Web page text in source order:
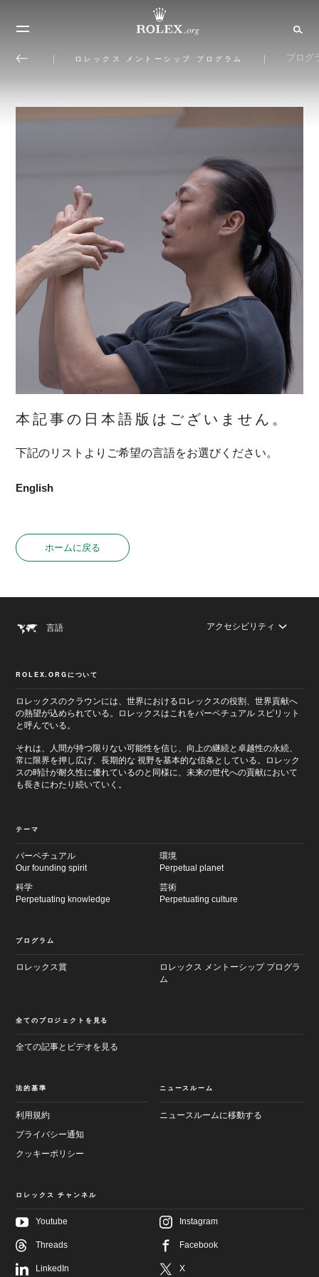
イ
フ
ロレックス メントーシップ プログラム プログ
本記事の日本語版はございません。
下記のリストよりご希望の言語をお選びください。
English
ホームに戻る
言語 アクセシビリティ
ROLEX.ORGについて
ロレックスのクラウンには、世界におけるロレックスの役割、世界貢献へ
の熱望が込められている。ロレックスはこれをパーペチュアル スピリット
と呼んでいる。
それは、人間が持つ限りない可能性を信じ、向上の継続と卓越性の永続、
常に限界を押し広げ、長期的な 視野を基本的な信条としている。ロレック
スの時計が耐久性に優れているのと同様に、未来の世代への貢献において
も長きにわたり続いていく。
テーマ
パーペチュアル
Our founding spirit
環境
Perpetual planet
科学
Perpetuating knowledge
芸術
Perpetuating culture
プログラム
ロレックス賞
ロレックス メントーシップ プログラ
ム
全てのプロジェクトを見る
全ての記事とビデオを見る
法的基準
利用規約
プライバシー通知
クッキーポリシー
ニュースルーム
ニュースルームに移動する
ロレックス チャンネル
Youtube Instagram
Threads Facebook
LinkedIn X